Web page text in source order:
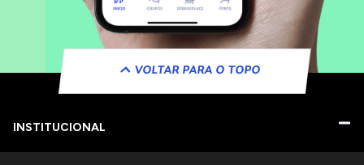
VOLTAR PARA O TOPO
INSTITUCIONAL